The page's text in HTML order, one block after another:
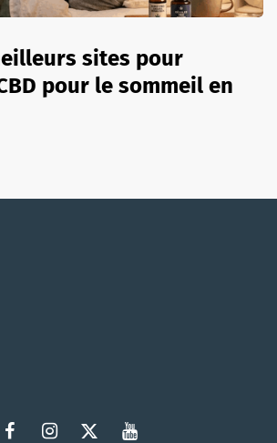
sites pour
pour le sommeil en